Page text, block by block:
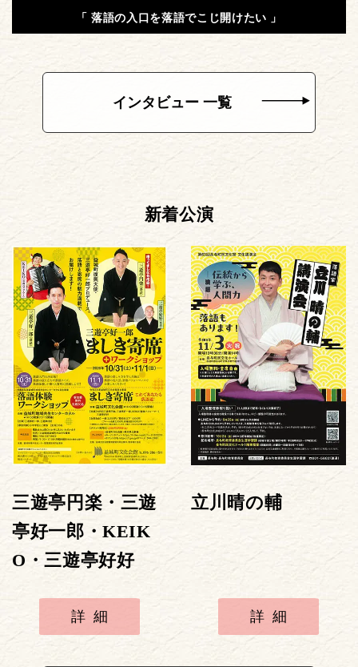
「 落語の入口を落語でこじ開けたい 」
インタビュー 一覧
新着公演
三遊亭円楽・三遊
亭好一郎・KEIK
O・三遊亭好好
詳細
立川晴の輔
詳細